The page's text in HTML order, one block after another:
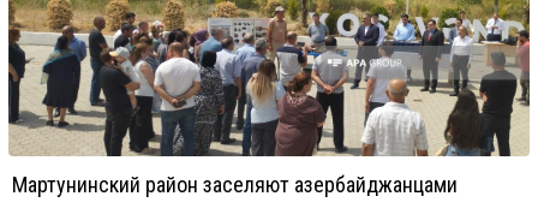
Мартунинский район заселяют азербайджанцами